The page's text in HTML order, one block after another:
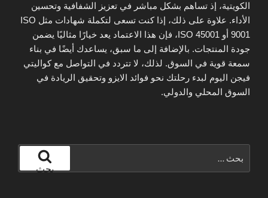
الكويتية، إذ تساهم بشكل مباشر في تعزيز الشفافية وتحسين
الأداء. علاوة على ذلك، إذا كنت تسعى لتكملة شهادات مثل ISO
9001 أو ISO 45001، فإن هذا الاعتماد يعد خيارًا مثاليًا يضمن
جودة المنتجات. بالإضافة إلى ما سبق، يساعدك أيضًا في بناء
سمعة قوية في السوق. لذلك، لا تتردد في التواصل مع كواليتي
فيجن اليوم لبدء رحلتك نحو فوائد الايزو وتحقيق الريادة في
السوق المحلي والدولي.
عن:
بحث